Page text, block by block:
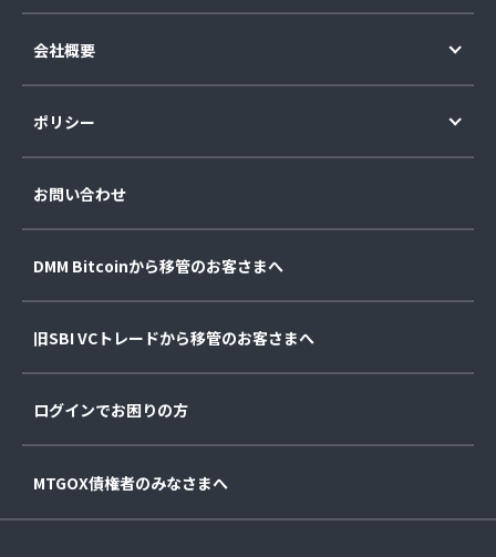
会社概要
ポリシー
お問い合わせ
DMM Bitcoinから移管のお客さまへ
旧SBI VCトレードから移管のお客さまへ
ログインでお困りの方
MTGOX債権者のみなさまへ